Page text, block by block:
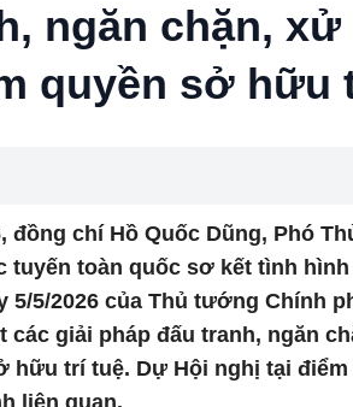
ngăn chặn,
quyền sở hữu
đồng chí Hồ Quốc Dũng, Phó
tuyến toàn quốc sơ kết tình
5/5/2026 của Thủ tướng Chính
các giải pháp đấu tranh, ngăn
hữu trí tuệ. Dự Hội nghị tại